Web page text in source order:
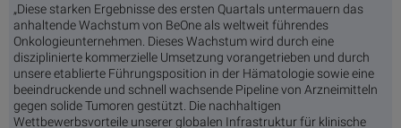
„Diese starken Ergebnisse des ersten Quartals untermauern das
anhaltende Wachstum von BeOne als weltweit führendes
Onkologieunternehmen. Dieses Wachstum wird durch eine
disziplinierte kommerzielle Umsetzung vorangetrieben und durch
unsere etablierte Führungsposition in der Hämatologie sowie eine
beeindruckende und schnell wachsende Pipeline von Arzneimitteln
gegen solide Tumoren gestützt. Die nachhaltigen
Wettbewerbsvorteile unserer globalen Infrastruktur für klinische